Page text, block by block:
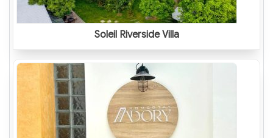
Soleil Riverside Villa